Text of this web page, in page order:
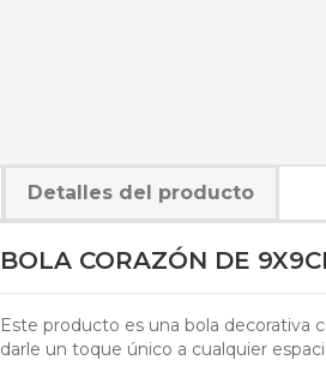
Detalles del producto
BOLA CORAZÓN DE
Este producto es una bola decorativa
darle un toque único a cualquier